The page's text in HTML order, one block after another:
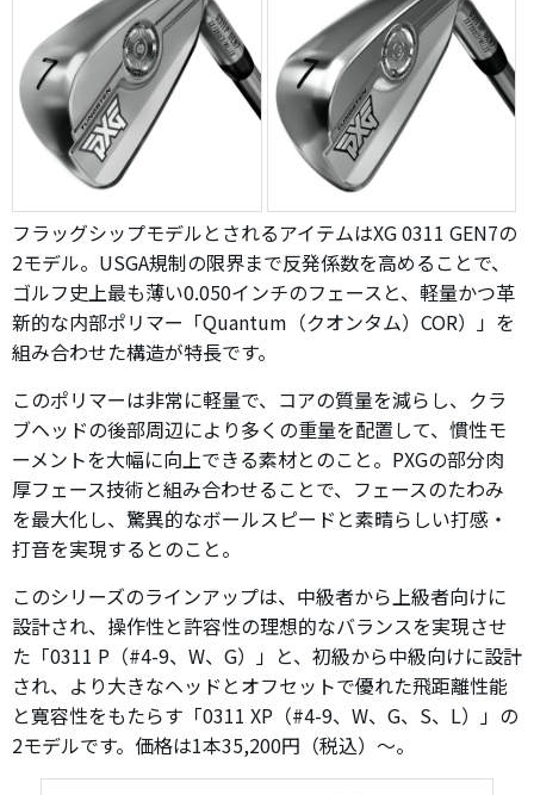
フラッグシップモデルとされるアイテムはXG 0311 GEN7の
2モデル。USGA規制の限界まで反発係数を高めることで、
ゴルフ史上最も薄い0.050インチのフェースと、軽量かつ革
新的な内部ポリマー「Quantum（クオンタム）COR）」を
組み合わせた構造が特長です。
このポリマーは非常に軽量で、コアの質量を減らし、クラ
ブヘッドの後部周辺により多くの重量を配置して、慣性モ
ーメントを大幅に向上できる素材とのこと。PXGの部分肉
厚フェース技術と組み合わせることで、フェースのたわみ
を最大化し、驚異的なボールスピードと素晴らしい打感・
打音を実現するとのこと。
このシリーズのラインアップは、中級者から上級者向けに
設計され、操作性と許容性の理想的なバランスを実現させ
た「0311 P（#4-9、W、G）」と、初級から中級向けに設計
され、より大きなヘッドとオフセットで優れた飛距離性能
と寛容性をもたらす「0311 XP（#4-9、W、G、S、L）」の
2モデルです。価格は1本35,200円（税込）～。